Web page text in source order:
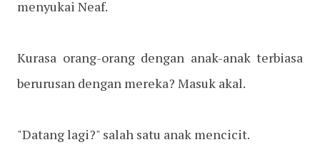
menyukai Neaf.
Kurasa orang-orang dengan anak-anak terbiasa
berurusan dengan mereka? Masuk akal.
"Datang lagi?" salah satu anak mencicit.